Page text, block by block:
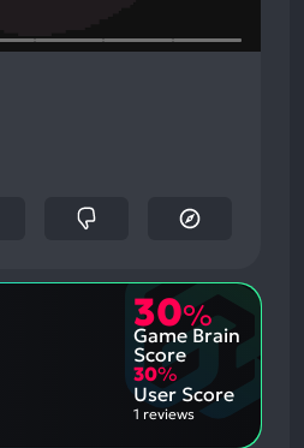
30%
Game Brain
Score
30%
User Score
1 reviews